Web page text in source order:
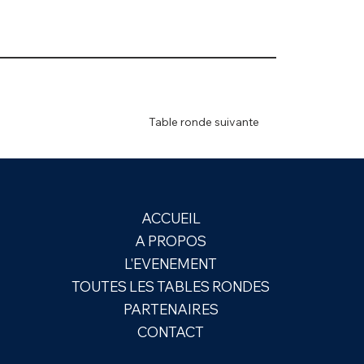
Table ronde suivante
ACCUEIL
A PROPOS
L'EVENEMENT
TOUTES LES TABLES RONDES
PARTENAIRES
CONTACT